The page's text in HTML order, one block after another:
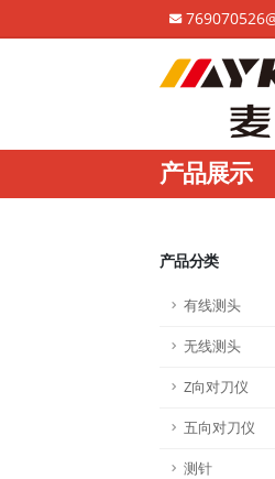
产品展示
产品分类
有线测头
无线测头
Z向对刀仪
五向对刀仪
测针